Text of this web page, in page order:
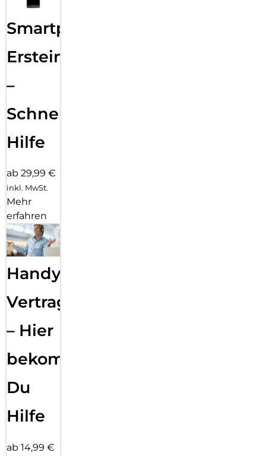
Smartphone
Ersteinrichtung
–
Schnelle
Hilfe
ab 29,99 €
inkl. MwSt.
Mehr
erfahren
Handy
Vertragsabwicklung
– Hier
bekommst
Du
Hilfe
ab 14,99 €